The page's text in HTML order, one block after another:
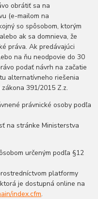
obrátiť sa na
(e-mailom na
so spôsobom, ktorým
ak sa domnieva, že
práva. Ak predávajúci
na ňu neodpovie do 30
podať návrh na začatie
alternatívneho riešenia
391/2015 Z.z.
právnické osoby podľa
na stránke Ministerstva
určeným podľa §12
platformy
je dostupná online na
index.cfm​.